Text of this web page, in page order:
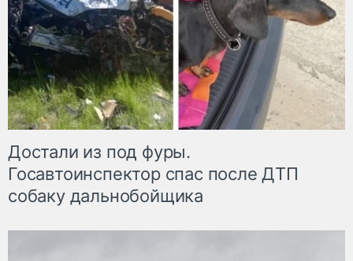
Достали из под фуры.
Госавтоинспектор спас после ДТП
собаку дальнобойщика